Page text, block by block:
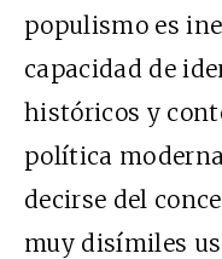
populismo es
capacidad de
históricos y
política
decirse del
muy disímiles